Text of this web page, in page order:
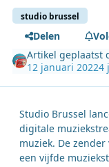
studio brussel
Delen
Artikel geplaatst
12 januari 20224
Studio Brussel
digitale
muziek. De
een vijfde